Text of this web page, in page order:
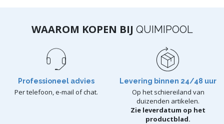
WAAROM KOPEN BIJ QUIMIPOOL
Professioneel advies
Per telefoon, e-mail of chat.
Levering binnen 24/48 uur
Op het schiereiland van
duizenden artikelen.
Zie leverdatum op het
productblad.